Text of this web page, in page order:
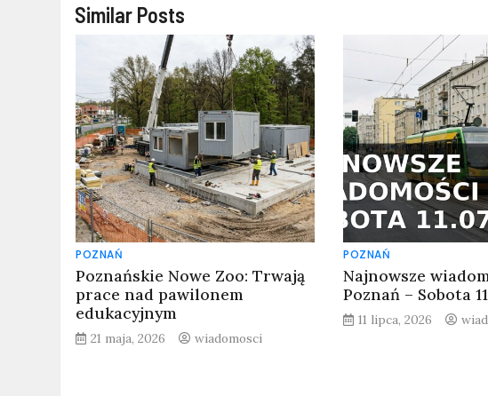
Similar Posts
POZNAŃ
Poznańskie Nowe Zoo: Trwają
prace nad pawilonem
edukacyjnym
21 maja, 2026 wiadomosci
POZNAŃ
Najnowsze
Poznań – Sobota
11 lipca, 2026